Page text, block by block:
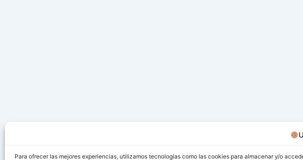
Para ofrecer las mejores experiencias, utilizamos tecnologías como las cookies para almacenar y/o